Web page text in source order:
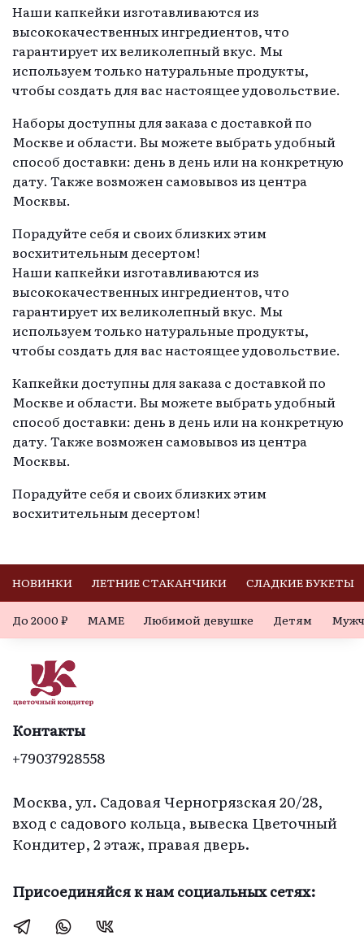
Наши капкейки изготавливаются из
высококачественных ингредиентов, что
гарантирует их великолепный вкус. Мы
используем только натуральные продукты,
чтобы создать для вас настоящее удовольствие.
Наборы доступны для заказа с доставкой по
Москве и области. Вы можете выбрать удобный
способ доставки: день в день или на конкретную
дату. Также возможен самовывоз из центра
Москвы.
Порадуйте себя и своих близких этим
восхитительным десертом!
Наши капкейки изготавливаются из
высококачественных ингредиентов, что
гарантирует их великолепный вкус. Мы
используем только натуральные продукты,
чтобы создать для вас настоящее удовольствие.
Капкейки доступны для заказа с доставкой по
Москве и области. Вы можете выбрать удобный
способ доставки: день в день или на конкретную
дату. Также возможен самовывоз из центра
Москвы.
Порадуйте себя и своих близких этим
восхитительным десертом!
НОВИНКИ ЛЕТНИЕ СТАКАНЧИКИ СЛАДКИЕ БУКЕТЫ
До 2000 ₽ МАМЕ Любимой девушке Детям
Контакты
+79037928558
Москва, ул. Садовая Черногрязская 20/28,
вход с садового кольца, вывеска Цветочный
Кондитер, 2 этаж, правая дверь.
Присоединяйся к нам социальных сетях: